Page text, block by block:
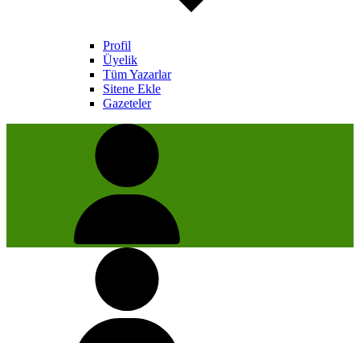
Profil
Üyelik
Tüm Yazarlar
Sitene Ekle
Gazeteler